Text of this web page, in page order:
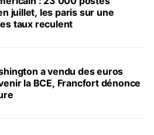
juillet, les paris sur une
taux reculent
a vendu des euros
la BCE, Francfort dénonce